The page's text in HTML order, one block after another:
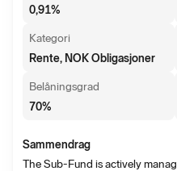
0,91%
Kategori
Rente, NOK Obligasjoner
Belåningsgrad
70%
Sammendrag
The Sub-Fund is actively